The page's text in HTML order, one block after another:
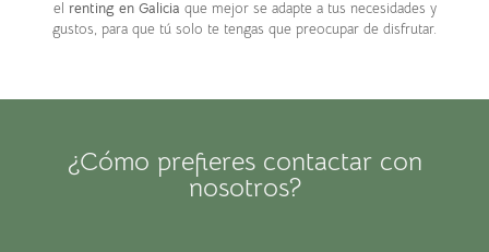
el renting en Galicia que mejor se adapte a tus necesidades y
gustos, para que tú solo te tengas que preocupar de disfrutar.
¿Cómo prefieres contactar con
nosotros?